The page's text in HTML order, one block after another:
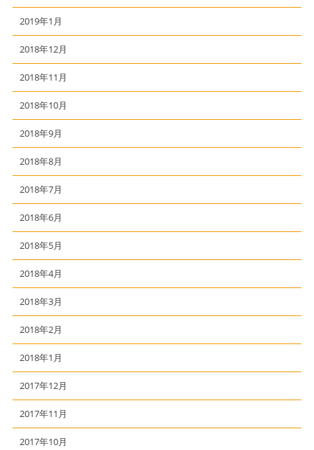
2019年1月
2018年12月
2018年11月
2018年10月
2018年9月
2018年8月
2018年7月
2018年6月
2018年5月
2018年4月
2018年3月
2018年2月
2018年1月
2017年12月
2017年11月
2017年10月